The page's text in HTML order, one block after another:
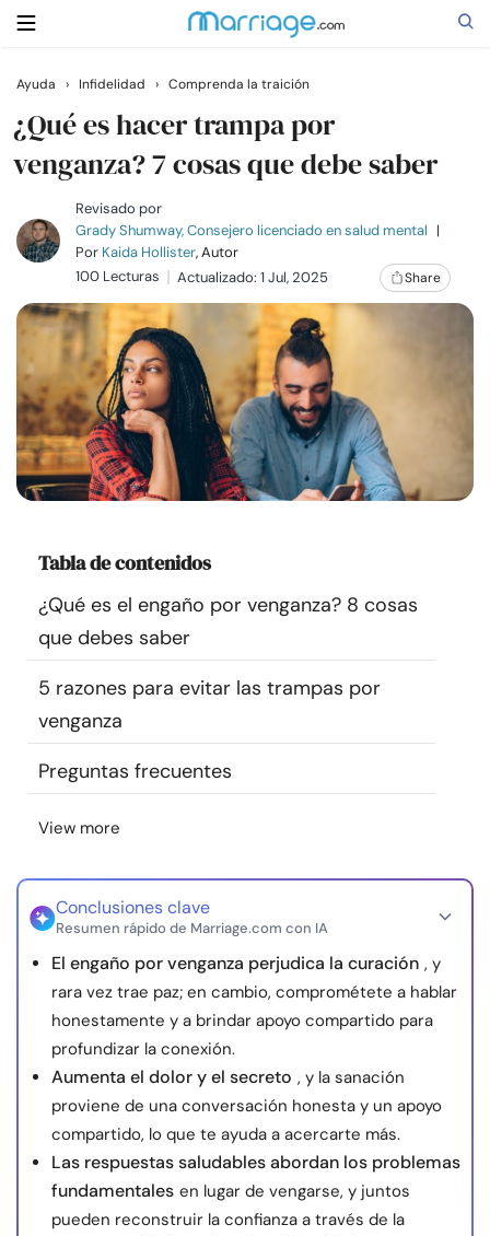
Buscar
Casarse
Relaciones
Familia
Ayuda
Cursos
Comunidad
Encuentra un terapeuta
Idioma
Sobre nosotros Contáctanos Escríbenos
Publicidad con
nosotros
Ayuda › Infidelidad › Comprenda la traición
¿Qué es hacer trampa por
venganza? 7 cosas que debe saber
Revisado por
Grady Shumway, Consejero licenciado en salud mental |
Por Kaida Hollister, Autor
100 Lecturas
Actualizado: 1 Jul, 2025 Share
Tabla de contenidos
¿Qué es el engaño por venganza? 8 cosas
que debes saber
5 razones para evitar las trampas por
venganza
Preguntas frecuentes
View more
Conclusiones clave
Resumen rápido de Marriage.com con IA
El engaño por venganza perjudica la curación , y
rara vez trae paz; en cambio, comprométete a hablar
honestamente y a brindar apoyo compartido para
profundizar la conexión.
Aumenta el dolor y el secreto , y la sanación
proviene de una conversación honesta y un apoyo
compartido, lo que te ayuda a acercarte más.
Las respuestas saludables abordan los problemas
fundamentales en lugar de vengarse, y juntos
pueden reconstruir la confianza a través de la